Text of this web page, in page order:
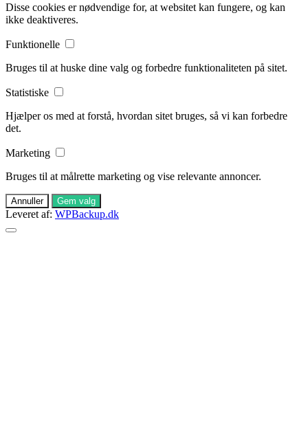
Disse cookies er nødvendige for, at websitet kan fungere, og kan
ikke deaktiveres.
Funktionelle
Bruges til at huske dine valg og forbedre funktionaliteten på sitet.
Statistiske
Hjælper os med at forstå, hvordan sitet bruges, så vi kan forbedre
det.
Marketing
Bruges til at målrette marketing og vise relevante annoncer.
Annuller Gem valg
Leveret af: WPBackup.dk